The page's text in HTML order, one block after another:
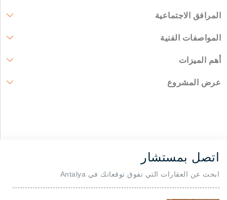
المرافق الاجتماعية
المواصفات الفنية
أهم الميزات
عرض المشروع
اتصل بمستشار
ابحث عن العقارات التي تفوق توقعاتك في Antalya